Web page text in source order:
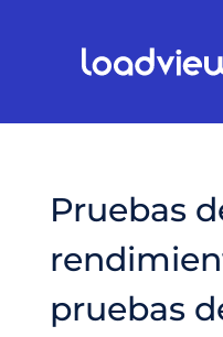
Pruebas
pruebas